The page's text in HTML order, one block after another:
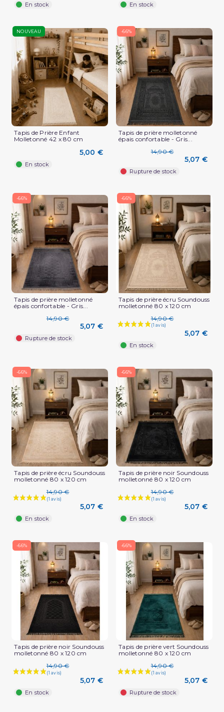
En stock En stock
NOUVEAU
Tapis de Prière Enfant
Molletonné 42 x 80 cm
5,00 €
En stock
-66%
Tapis de prière molletonné
épais confortable - Gris...
14,90 €
5,07 €
Rupture de stock
-66%
Tapis de prière molletonné
épais confortable - Gris...
14,90 €
5,07 €
Rupture de stock
-66%
Tapis de prière écru Soundouss
molletonné 80 x 120 cm
14,90 €
5,07 €
En stock
-66%
Tapis de prière écru Soundouss
molletonné 80 x 120 cm
14,90 €
5,07 €
En stock
-66%
Tapis de prière noir Soundouss
molletonné 80 x 120 cm
14,90 €
5,07 €
En stock
-66%
Tapis de prière noir Soundouss
molletonné 80 x 120 cm
14,90 €
5,07 €
En stock
-66%
Tapis de prière vert Soundouss
molletonné 80 x 120 cm
14,90 €
5,07 €
Rupture de stock